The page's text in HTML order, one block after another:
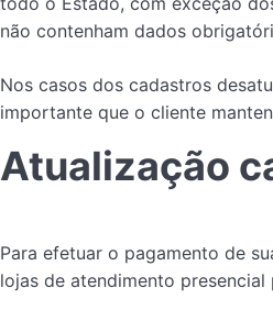
não contenham dados
Nos casos dos cadastros
importante que o cliente
Atualização
Para efetuar o pagamento de
lojas de atendimento